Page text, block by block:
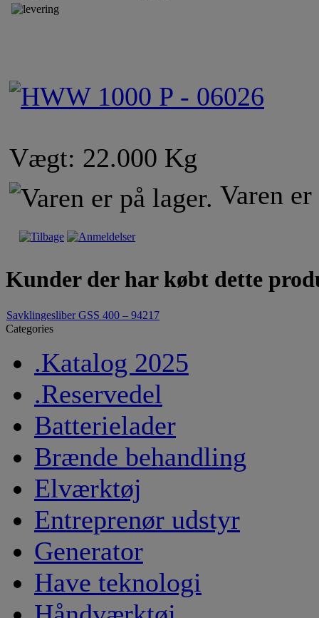
Vægt: 22.000 Kg
Varen
Kunder der har købt dette
Savklingesliber GSS 400 – 94217
Categories
.Katalog 2025
.Reservedel
Batterielader
Brænde behandling
Elværktøj
Entreprenør udstyr
Generator
Have teknologi